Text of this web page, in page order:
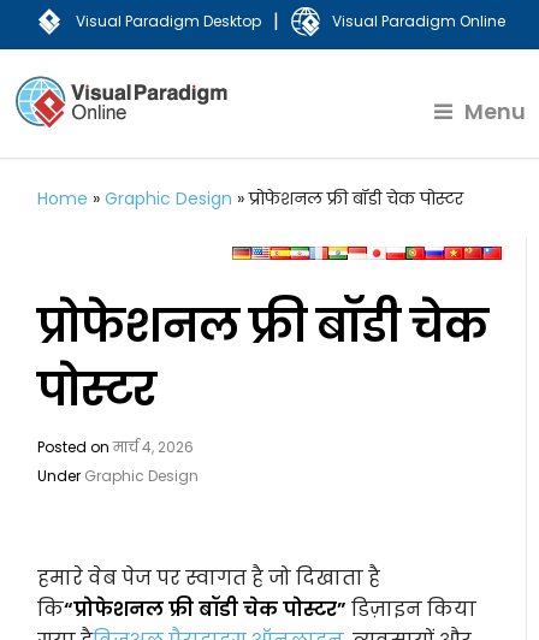
Visual Paradigm Desktop | Visual Paradigm Online
Menu
Home »Graphic Design »प्रोफेशनल फ्री बॉडी चेक पोस्टर
प्रोफेशनल फ्री बॉडी चेक
पोस्टर
Posted onमार्च 4, 2026
Under Graphic Design
हमारे वेब पेज पर स्वागत है जो दिखाता है
कि“प्रोफेशनल फ्री बॉडी चेक पोस्टर” डिज़ाइन किया